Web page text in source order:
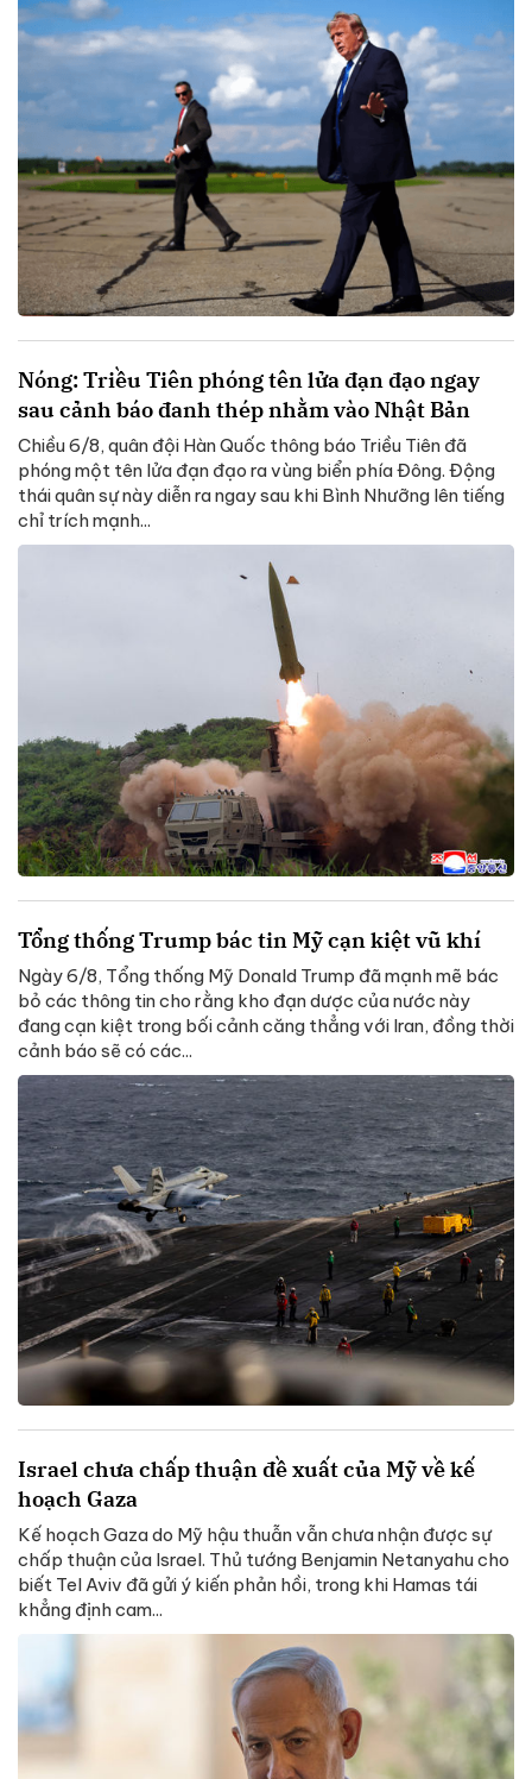
Nóng: Triều Tiên phóng tên lửa đạn đạo ngay
sau cảnh báo đanh thép nhằm vào Nhật Bản
Chiều 6/8, quân đội Hàn Quốc thông báo Triều Tiên đã
phóng một tên lửa đạn đạo ra vùng biển phía Đông. Động
thái quân sự này diễn ra ngay sau khi Bình Nhưỡng lên tiếng
chỉ trích mạnh...
Tổng thống Trump bác tin Mỹ cạn kiệt vũ khí
Ngày 6/8, Tổng thống Mỹ Donald Trump đã mạnh mẽ bác
bỏ các thông tin cho rằng kho đạn dược của nước này
đang cạn kiệt trong bối cảnh căng thẳng với Iran, đồng thời
cảnh báo sẽ có các...
Israel chưa chấp thuận đề xuất của Mỹ về kế
hoạch Gaza
Kế hoạch Gaza do Mỹ hậu thuẫn vẫn chưa nhận được sự
chấp thuận của Israel. Thủ tướng Benjamin Netanyahu cho
biết Tel Aviv đã gửi ý kiến phản hồi, trong khi Hamas tái
khẳng định cam...